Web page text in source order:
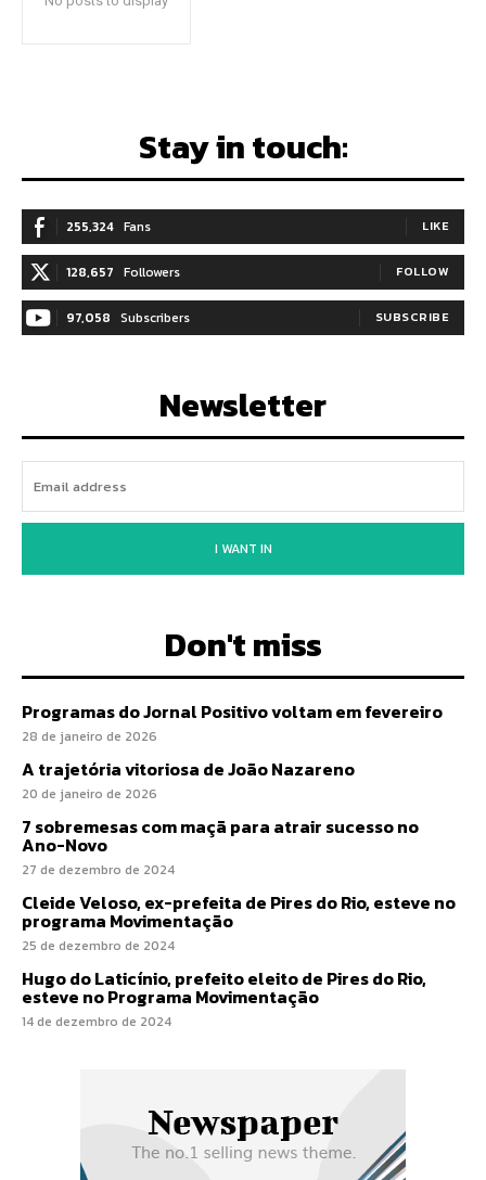
Stay in touch:
255,324 Fans LIKE
128,657 Followers FOLLOW
97,058 Subscribers SUBSCRIBE
Newsletter
I WANT IN
Don't miss
Programas do Jornal Positivo voltam em fevereiro
28 de janeiro de 2026
A trajetória vitoriosa de João Nazareno
20 de janeiro de 2026
7 sobremesas com maçã para atrair sucesso no
Ano-Novo
27 de dezembro de 2024
Cleide Veloso, ex-prefeita de Pires do Rio, esteve no
programa Movimentação
25 de dezembro de 2024
Hugo do Laticínio, prefeito eleito de Pires do Rio,
esteve no Programa Movimentação
14 de dezembro de 2024